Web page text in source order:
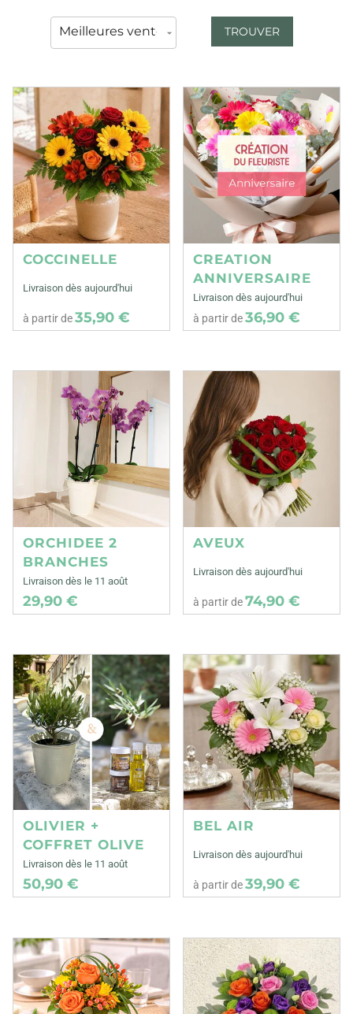
TROUVER
COCCINELLE
Livraison dès aujourd'hui
à partir de35,90 €
CREATION
ANNIVERSAIRE
Livraison dès aujourd'hui
à partir de36,90 €
ORCHIDEE 2
BRANCHES
Livraison dès le 11 août
29,90 €
AVEUX
Livraison dès aujourd'hui
à partir de74,90 €
OLIVIER +
COFFRET OLIVE
Livraison dès le 11 août
50,90 €
BEL AIR
Livraison dès aujourd'hui
à partir de39,90 €